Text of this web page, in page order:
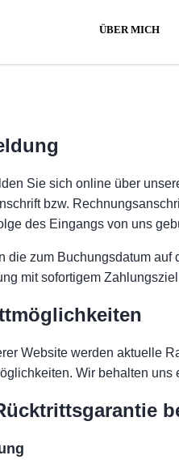
ÜBER MICH
Sie sich online über
bzw.
des Eingangs von uns
die zum Buchungsdatum
mit sofortigem
Website werden aktuelle
Wir behalten uns